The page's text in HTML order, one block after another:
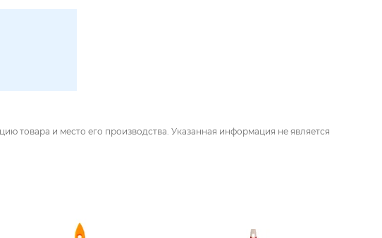
товара и место его производства. Указанная информация не является